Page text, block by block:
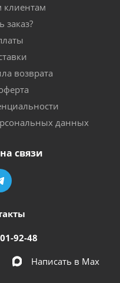
клиентам
заказ?
возврата
данных
связи
92-48
Написать в Мах